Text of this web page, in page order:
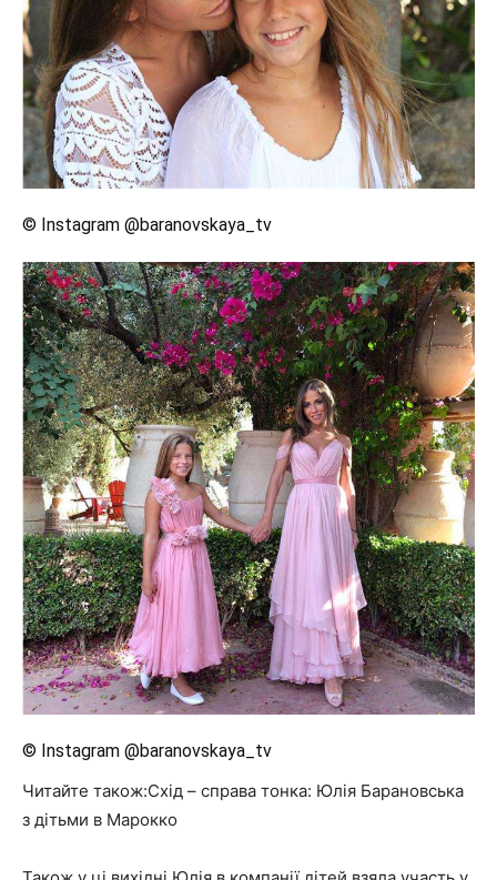
© Instagram @baranovskaya_tv
© Instagram @baranovskaya_tv
Читайте також:Схід – справа тонка: Юлія Барановська
з дітьми в Марокко